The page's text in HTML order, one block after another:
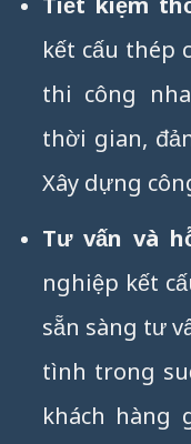
kết cấu thép
thi công
thời gian,
Xây dựng
Tư vấn và
nghiệp kết
sẵn sàng tư
tình trong
khách hàng